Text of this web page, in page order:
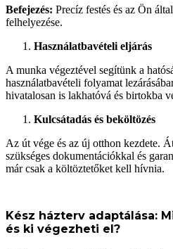
Befejezés: Precíz festés és az Ön
felhelyezése.
Használatbavételi eljárás
A munka végeztével segítünk a
használatbavételi folyamat
hivatalosan is lakhatóvá és birtokba
Kulcsátadás és beköltözés
Az út vége és az új otthon kezdete.
szükséges dokumentációkkal és
már csak a költöztetőket kell hívnia.
Kész házterv adaptálása:
és ki végezheti el?